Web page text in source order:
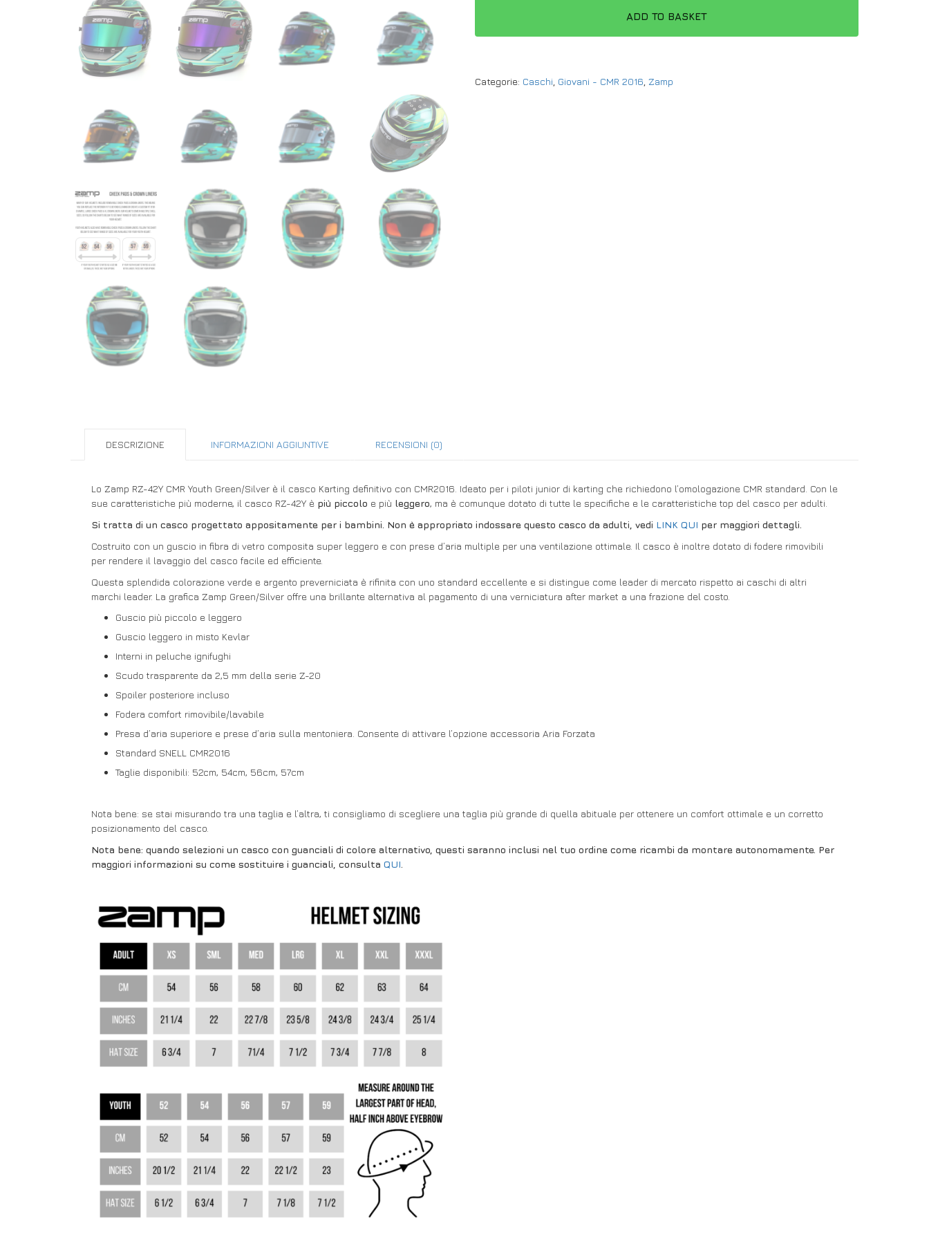
ADD TO BASKET
Categorie: Caschi Giovani - CMR 2016 Zamp
DESCRIZIONE INFORMAZIONI AGGIUNTIVE RECENSIONI (0)
Lo Zamp RZ-42Y CMR Youth Green/Silver è il casco Karting definitivo con CMR2016. Ideato per i piloti junior di karting che richiedono l’omologazione CMR standard. Con le
sue caratteristiche più moderne, il casco RZ-42Y è più piccolo e più leggero, ma è comunque dotato di tutte le specifiche e le caratteristiche top del casco per adulti.
Si tratta di un casco progettato appositamente per i bambini. Non è appropriato indossare questo casco da adulti, vedi LINK QUI per maggiori dettagli.
Costruito con un guscio in fibra di vetro composita super leggero e con prese d’aria multiple per una ventilazione ottimale. Il casco è inoltre dotato di fodere rimovibili
per rendere il lavaggio del casco facile ed efficiente.
Questa splendida colorazione verde e argento preverniciata è rifinita con uno standard eccellente e si distingue come leader di mercato rispetto ai caschi di altri
marchi leader. La grafica Zamp Green/Silver offre una brillante alternativa al pagamento di una verniciatura after market a una frazione del costo.
Guscio più piccolo e leggero
Guscio leggero in misto Kevlar
Interni in peluche ignifughi
Scudo trasparente da 2,5 mm della serie Z-20
Spoiler posteriore incluso
Fodera comfort rimovibile/lavabile
Presa d’aria superiore e prese d’aria sulla mentoniera. Consente di attivare l’opzione accessoria Aria Forzata
Standard SNELL CMR2016
Taglie disponibili: 52cm, 54cm, 56cm, 57cm
Nota bene: se stai misurando tra una taglia e l’altra, ti consigliamo di scegliere una taglia più grande di quella abituale per ottenere un comfort ottimale e un corretto
posizionamento del casco.
Nota bene: quando selezioni un casco con guanciali di colore alternativo, questi saranno inclusi nel tuo ordine come ricambi da montare autonomamente. Per
maggiori informazioni su come sostituire i guanciali, consulta QUI